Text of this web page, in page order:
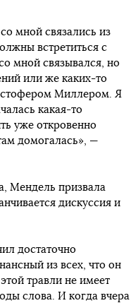
мной связались из
встретиться с
мной связывался, но
или же каких-то
Миллером. Я
какая-то
уже откровенно
домогалась», —
Мендель призвала
дискуссия и
достаточно
из всех, что он
травли не имеет
слова. И когда вчера